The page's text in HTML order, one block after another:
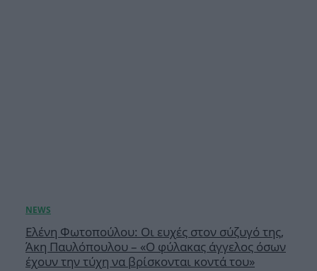
Ελένη Φωτοπούλου: Οι ευχές στον σύζυγό της,
Άκη Παυλόπουλου – «Ο φύλακας άγγελος όσων
έχουν την τύχη να βρίσκονται κοντά του»